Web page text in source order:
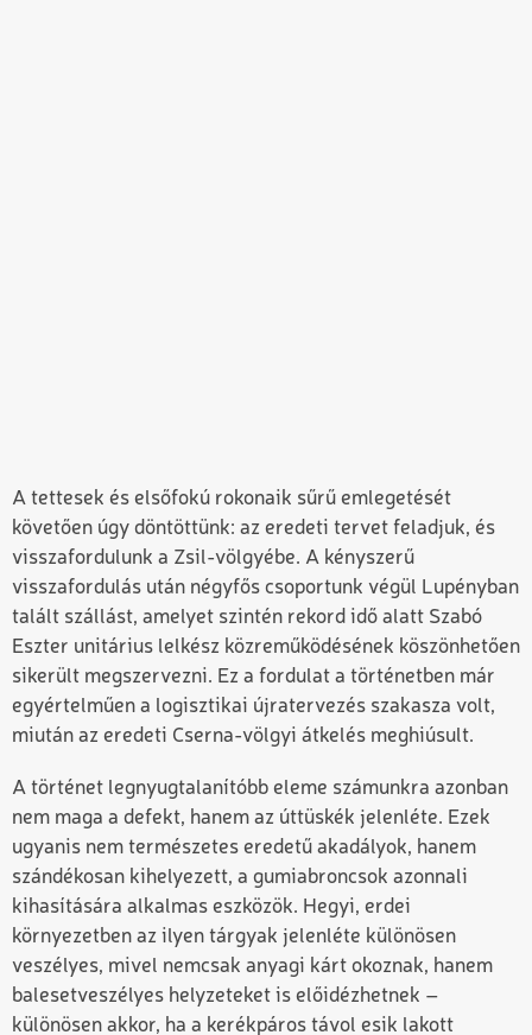
A tettesek és elsőfokú rokonaik sűrű emlegetését
követően úgy döntöttünk: az eredeti tervet feladjuk, és
visszafordulunk a Zsil-völgyébe. A kényszerű
visszafordulás után négyfős csoportunk végül Lupényban
talált szállást, amelyet szintén rekord idő alatt Szabó
Eszter unitárius lelkész közreműködésének köszönhetően
sikerült megszervezni. Ez a fordulat a történetben már
egyértelműen a logisztikai újratervezés szakasza volt,
miután az eredeti Cserna-völgyi átkelés meghiúsult.
A történet legnyugtalanítóbb eleme számunkra azonban
nem maga a defekt, hanem az úttüskék jelenléte. Ezek
ugyanis nem természetes eredetű akadályok, hanem
szándékosan kihelyezett, a gumiabroncsok azonnali
kihasítására alkalmas eszközök. Hegyi, erdei
környezetben az ilyen tárgyak jelenléte különösen
veszélyes, mivel nemcsak anyagi kárt okoznak, hanem
balesetveszélyes helyzeteket is előidézhetnek –
különösen akkor, ha a kerékpáros távol esik lakott